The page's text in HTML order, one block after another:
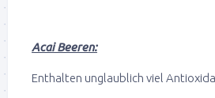
Acai Beeren:
Enthalten unglaublich viel